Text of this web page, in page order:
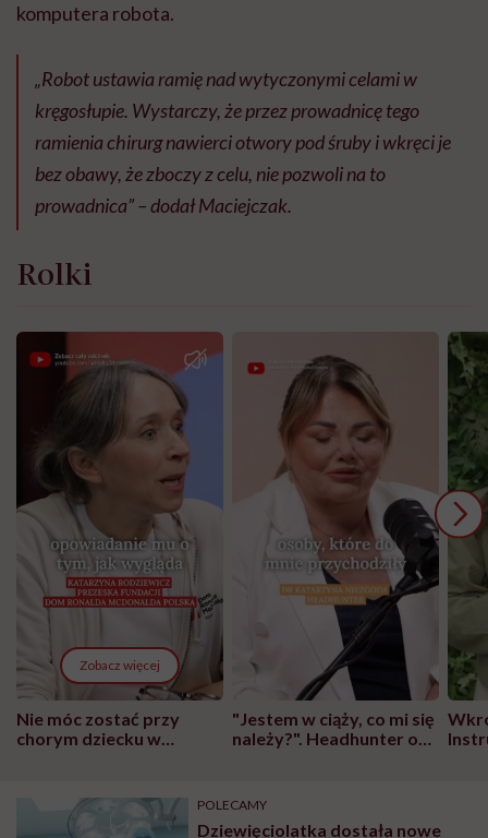
komputera robota.
„Robot ustawia ramię nad wytyczonymi celami w
kręgosłupie. Wystarczy, że przez prowadnicę tego
ramienia chirurg nawierci otwory pod śruby i wkręci je
bez obawy, że zboczy z celu, nie pozwoli na to
prowadnica” – dodał Maciejczak.
Rolki
Zobacz więcej
Nie móc zostać przy
chorym dziecku w
może chyba tylko
głupota i brak
"Jestem w ciąży, co mi się
należy?". Headhunter o
pracy
POLECAMY
Dziewięciolatka dostała nowe